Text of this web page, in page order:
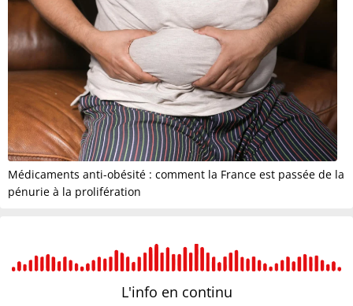
Médicaments anti-obésité : comment la France est passée de la
pénurie à la prolifération
L'info en continu